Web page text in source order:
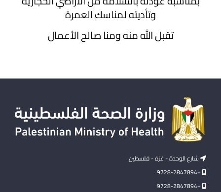
وتأديته لمناسك العمرة
تقبل الله منه ومنا صالح الأعمال
شارع الوحدة - غزة - فلسطين
+9728-2847894
+9728-2847894